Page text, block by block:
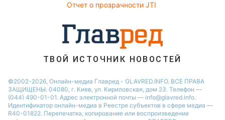
Новости Днепра
Новости Ровно
Новости Тернополя
Новости Запорожья
Новости Одессы
Отчет о прозрачности JTI
ТВОЙ ИСТОЧНИК НОВОСТЕЙ
©2002-2026, Онлайн-медиа Главред - GLAVRED.INFO. ВСЕ ПРАВА
ЗАЩИЩЕНЫ. 04080, г. Киев, ул. Кириловская, дом 23. Телефон —
(044) 490-01-01. Адрес электронной почты — info@glavred.info.
Идентификатор онлайн-медиа в Реестре cубъектов в сфере медиа —
R40-01822. Перепечатка, копирование или воспроизведение